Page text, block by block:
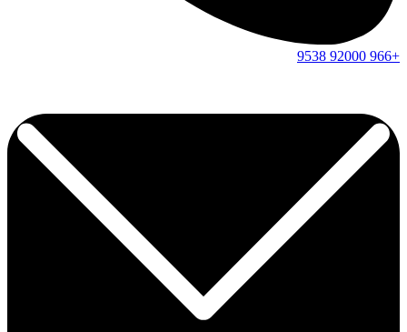
+966
92000
9538